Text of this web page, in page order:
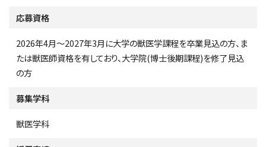
応募資格
2026年4月～2027年3月に大学の獣医学課程を卒業見込の方、ま
たは獣医師資格を有しており、大学院(博士後期課程)を修了見込
の方
募集学科
獣医学科